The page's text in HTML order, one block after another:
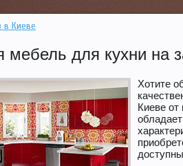
в Киеве
мебель для кухни на
Хотите
Киеве